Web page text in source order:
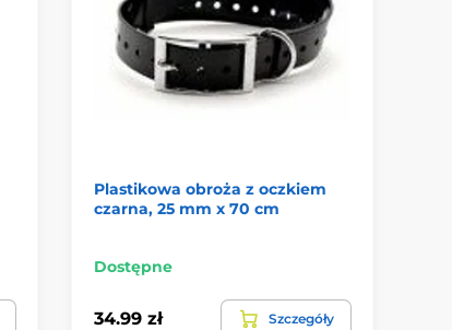
Plastikowa obroża z oczkiem
czarna, 25 mm x 70 cm
Dostępne
34.99 zł Szczegóły